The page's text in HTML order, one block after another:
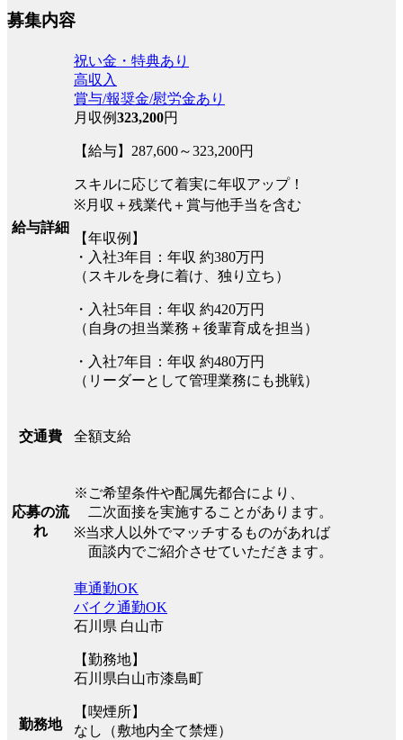
募集内容
給与詳細
祝い金・特典あり
高収入
賞与/報奨金/慰労金あり
月収例323,200円
【給与】287,600～323,200円
スキルに応じて着実に年収アップ！
※月収＋残業代＋賞与他手当を含む
【年収例】
・入社3年目：年収 約380万円
（スキルを身に着け、独り立ち）
・入社5年目：年収 約420万円
（自身の担当業務＋後輩育成を担当）
・入社7年目：年収 約480万円
（リーダーとして管理業務にも挑戦）
交通費 全額支給
応募の流
れ
※ご希望条件や配属先都合により、
二次面接を実施することがあります。
※当求人以外でマッチするものがあれば
面談内でご紹介させていただきます。
勤務地
車通勤OK
バイク通勤OK
石川県 白山市
【勤務地】
石川県白山市漆島町
【喫煙所】
なし（敷地内全て禁煙）